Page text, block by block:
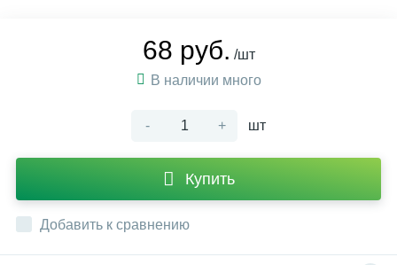
68 руб. /шт
В наличии много
- + шт
Купить
Добавить к сравнению